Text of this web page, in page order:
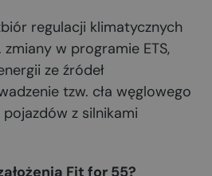
regulacji klimatycznych
w programie ETS,
ze źródeł
tzw. cła węglowego
z silnikami
Fit for 55?